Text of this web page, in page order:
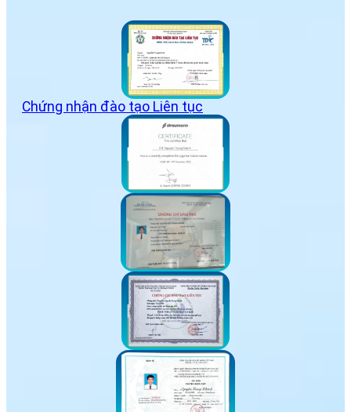
Chứng nhận đào tạo Liên tục